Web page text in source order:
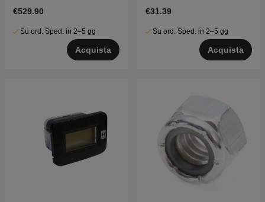
€529.90
Su ord. Sped. in 2–5 gg
Acquista
€31.39
Su ord. Sped. in 2–5 gg
Acquista